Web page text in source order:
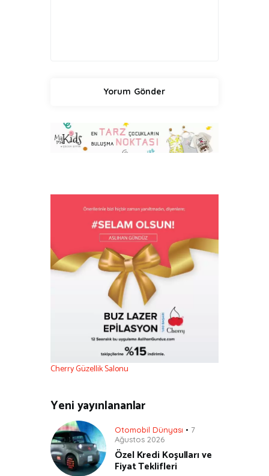
Cherry Güzellik Salonu
Yeni yayınlananlar
Otomobil Dünyası
7
Ağustos 2026
Özel Kredi Koşulları ve
Fiyat Teklifleri